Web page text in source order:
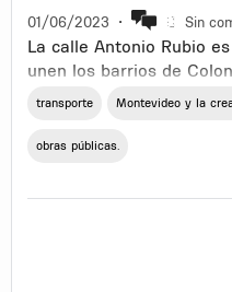
01/06/2023 • Sin
La calle Antonio Rubio
unen los barrios de
accesos de Montevideo
encuentra en un estado
iluminación y un
estructura de
por allí diariamente es
transporte Montevideo y la
obras públicas.